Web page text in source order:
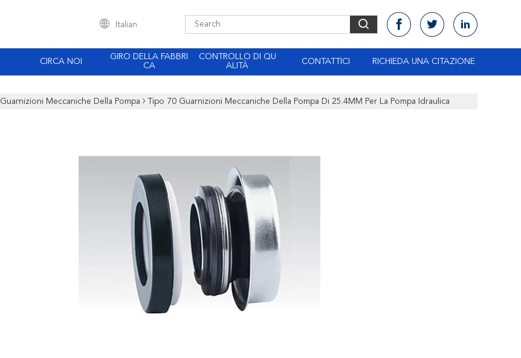
Italian
CIRCA NOI
GIRO DELLA FABBRI
CA
CONTROLLO DI QU
ALITÀ
CONTATTICI RICHIEDA UNA CITAZIONE
Guarnizioni Meccaniche Della Pompa Tipo 70 Guarnizioni Meccaniche Della Pompa Di 25.4MM Per La Pompa Idraulica